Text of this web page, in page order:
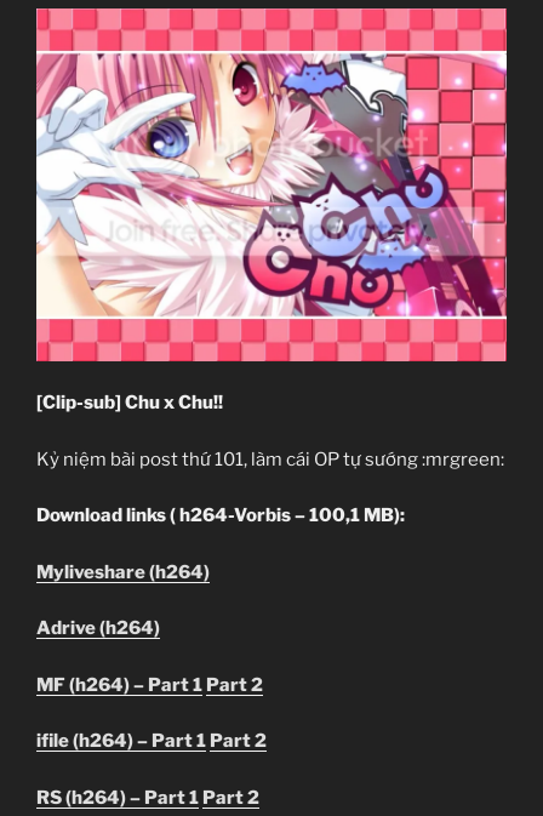
[Clip-sub] Chu x Chu!!
Kỷ niệm bài post thứ 101, làm cái OP tự sướng :mrgreen:
Download links ( h264-Vorbis – 100,1 MB):
Myliveshare (h264)
Adrive (h264)
MF (h264) – Part 1 Part 2
ifile (h264) – Part 1 Part 2
RS (h264) – Part 1 Part 2